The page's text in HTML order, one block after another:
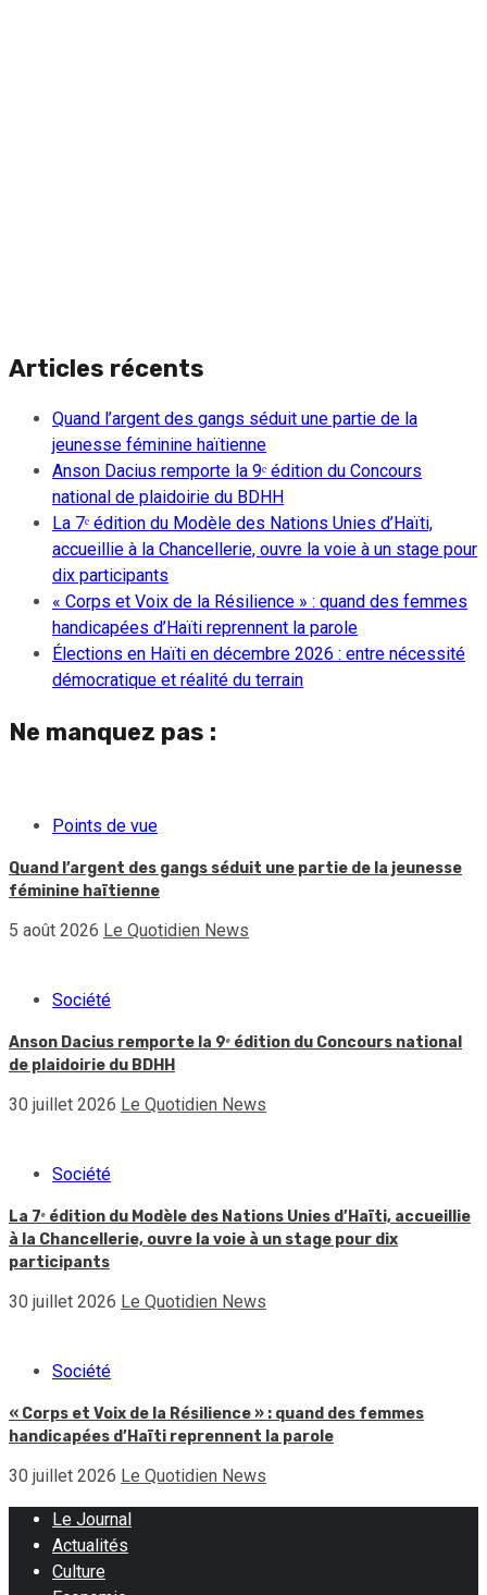
Articles récents
Quand l’argent des gangs séduit une partie de la
jeunesse féminine haïtienne
Anson Dacius remporte la 9ᵉ édition du Concours
national de plaidoirie du BDHH
La 7ᵉ édition du Modèle des Nations Unies d’Haïti,
accueillie à la Chancellerie, ouvre la voie à un stage pour
dix participants
« Corps et Voix de la Résilience » : quand des femmes
handicapées d’Haïti reprennent la parole
Élections en Haïti en décembre 2026 : entre nécessité
démocratique et réalité du terrain
Ne manquez pas :
Points de vue
Quand l’argent des gangs séduit une partie de la jeunesse
féminine haïtienne
5 août 2026 Le Quotidien News
Société
Anson Dacius remporte la 9ᵉ édition du Concours national
de plaidoirie du BDHH
30 juillet 2026 Le Quotidien News
Société
La 7ᵉ édition du Modèle des Nations Unies d’Haïti, accueillie
à la Chancellerie, ouvre la voie à un stage pour dix
participants
30 juillet 2026 Le Quotidien News
Société
« Corps et Voix de la Résilience » : quand des femmes
handicapées d’Haïti reprennent la parole
30 juillet 2026 Le Quotidien News
Le Journal
Actualités
Culture